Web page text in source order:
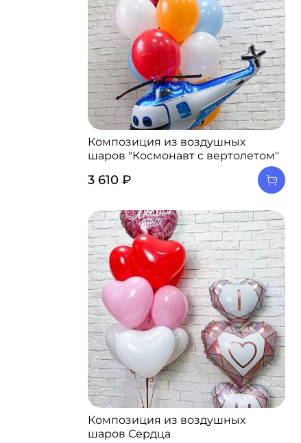
Композиция из воздушных
шаров "Космонавт с вертолетом"
3 610 ₽
Композиция из воздушных
шаров Сердца